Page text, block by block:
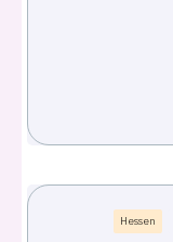
Hessen